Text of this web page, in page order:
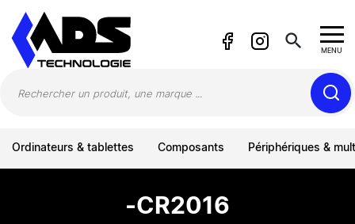
search MENU
Ordinateurs & tablettes Composants Périphériques &
-CR2016